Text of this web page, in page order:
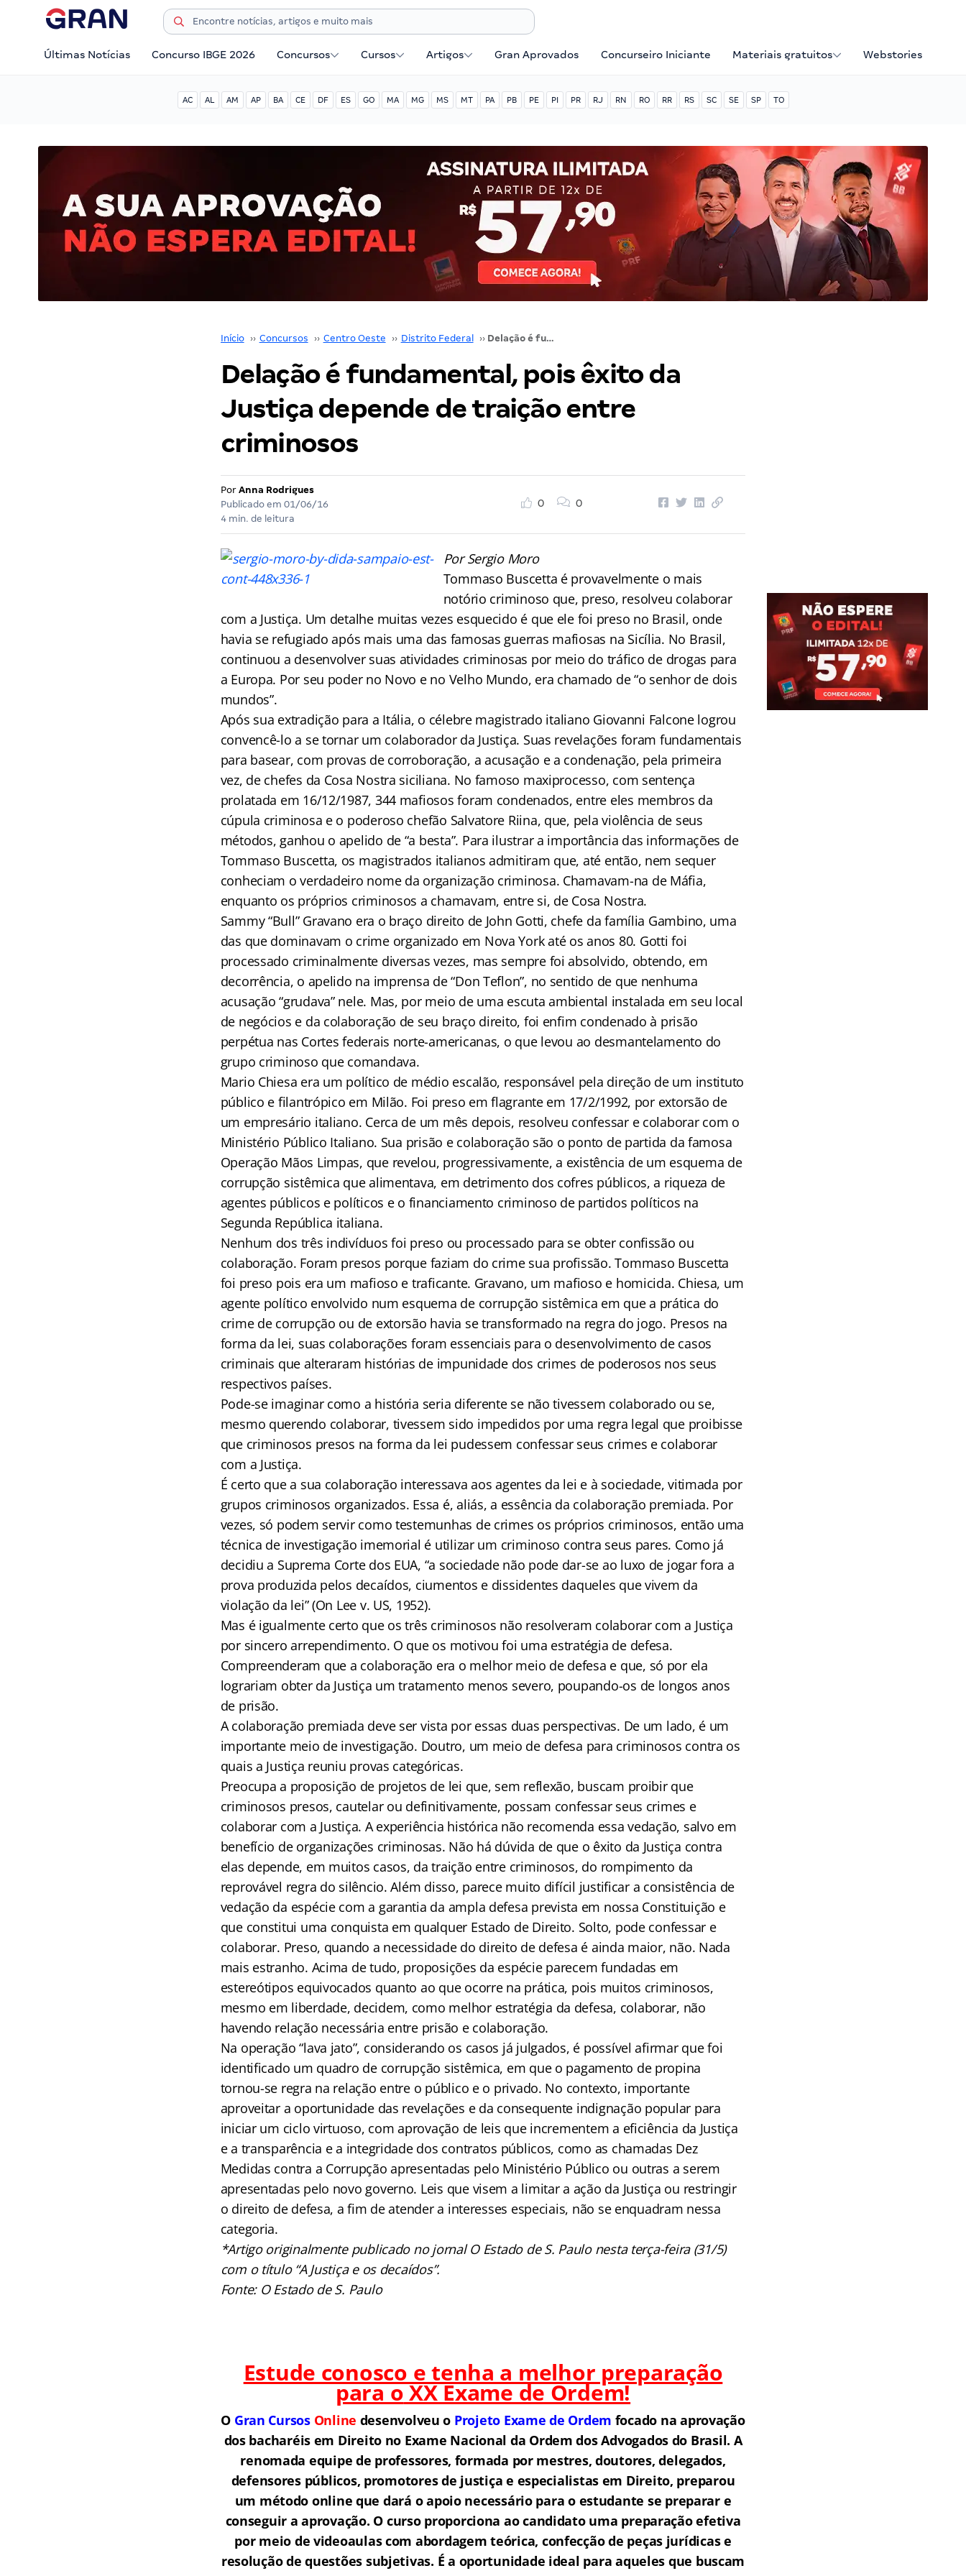
Últimas Notícias Concurso IBGE 2026 Concursos Cursos Artigos Gran Aprovados Concurseiro Iniciante Materiais gratuitos Webstories
AC AL AM AP BA CE DF ES GO MA MG MS MT PA PB PE PI PR RJ RN RO RR RS SC SE SP TO
Início ›› Concursos ›› Centro Oeste ›› Distrito Federal ›› Delação é fundamental, pois êxito da Justiça depende de traição entre criminosos
Delação é fundamental, pois êxito da
Justiça depende de traição entre
criminosos
Por Anna Rodrigues
Publicado em 01/06/16
4 min. de leitura
0 0
Por Sergio Moro
Tommaso Buscetta é provavelmente o mais
notório criminoso que, preso, resolveu colaborar
com a Justiça. Um detalhe muitas vezes esquecido é que ele foi preso no Brasil, onde
havia se refugiado após mais uma das famosas guerras mafiosas na Sicília. No Brasil,
continuou a desenvolver suas atividades criminosas por meio do tráfico de drogas para
a Europa. Por seu poder no Novo e no Velho Mundo, era chamado de “o senhor de dois
mundos”.
Após sua extradição para a Itália, o célebre magistrado italiano Giovanni Falcone logrou
convencê-lo a se tornar um colaborador da Justiça. Suas revelações foram fundamentais
para basear, com provas de corroboração, a acusação e a condenação, pela primeira
vez, de chefes da Cosa Nostra siciliana. No famoso maxiprocesso, com sentença
prolatada em 16/12/1987, 344 mafiosos foram condenados, entre eles membros da
cúpula criminosa e o poderoso chefão Salvatore Riina, que, pela violência de seus
métodos, ganhou o apelido de “a besta”. Para ilustrar a importância das informações de
Tommaso Buscetta, os magistrados italianos admitiram que, até então, nem sequer
conheciam o verdadeiro nome da organização criminosa. Chamavam-na de Máfia,
enquanto os próprios criminosos a chamavam, entre si, de Cosa Nostra.
Sammy “Bull” Gravano era o braço direito de John Gotti, chefe da família Gambino, uma
das que dominavam o crime organizado em Nova York até os anos 80. Gotti foi
processado criminalmente diversas vezes, mas sempre foi absolvido, obtendo, em
decorrência, o apelido na imprensa de “Don Teflon”, no sentido de que nenhuma
acusação “grudava” nele. Mas, por meio de uma escuta ambiental instalada em seu local
de negócios e da colaboração de seu braço direito, foi enfim condenado à prisão
perpétua nas Cortes federais norte-americanas, o que levou ao desmantelamento do
grupo criminoso que comandava.
Mario Chiesa era um político de médio escalão, responsável pela direção de um instituto
público e filantrópico em Milão. Foi preso em flagrante em 17/2/1992, por extorsão de
um empresário italiano. Cerca de um mês depois, resolveu confessar e colaborar com o
Ministério Público Italiano. Sua prisão e colaboração são o ponto de partida da famosa
Operação Mãos Limpas, que revelou, progressivamente, a existência de um esquema de
corrupção sistêmica que alimentava, em detrimento dos cofres públicos, a riqueza de
agentes públicos e políticos e o financiamento criminoso de partidos políticos na
Segunda República italiana.
Nenhum dos três indivíduos foi preso ou processado para se obter confissão ou
colaboração. Foram presos porque faziam do crime sua profissão. Tommaso Buscetta
foi preso pois era um mafioso e traficante. Gravano, um mafioso e homicida. Chiesa, um
agente político envolvido num esquema de corrupção sistêmica em que a prática do
crime de corrupção ou de extorsão havia se transformado na regra do jogo. Presos na
forma da lei, suas colaborações foram essenciais para o desenvolvimento de casos
criminais que alteraram histórias de impunidade dos crimes de poderosos nos seus
respectivos países.
Pode-se imaginar como a história seria diferente se não tivessem colaborado ou se,
mesmo querendo colaborar, tivessem sido impedidos por uma regra legal que proibisse
que criminosos presos na forma da lei pudessem confessar seus crimes e colaborar
com a Justiça.
É certo que a sua colaboração interessava aos agentes da lei e à sociedade, vitimada por
grupos criminosos organizados. Essa é, aliás, a essência da colaboração premiada. Por
vezes, só podem servir como testemunhas de crimes os próprios criminosos, então uma
técnica de investigação imemorial é utilizar um criminoso contra seus pares. Como já
decidiu a Suprema Corte dos EUA, “a sociedade não pode dar-se ao luxo de jogar fora a
prova produzida pelos decaídos, ciumentos e dissidentes daqueles que vivem da
violação da lei” (On Lee v. US, 1952).
Mas é igualmente certo que os três criminosos não resolveram colaborar com a Justiça
por sincero arrependimento. O que os motivou foi uma estratégia de defesa.
Compreenderam que a colaboração era o melhor meio de defesa e que, só por ela
lograriam obter da Justiça um tratamento menos severo, poupando-os de longos anos
de prisão.
A colaboração premiada deve ser vista por essas duas perspectivas. De um lado, é um
importante meio de investigação. Doutro, um meio de defesa para criminosos contra os
quais a Justiça reuniu provas categóricas.
Preocupa a proposição de projetos de lei que, sem reflexão, buscam proibir que
criminosos presos, cautelar ou definitivamente, possam confessar seus crimes e
colaborar com a Justiça. A experiência histórica não recomenda essa vedação, salvo em
benefício de organizações criminosas. Não há dúvida de que o êxito da Justiça contra
elas depende, em muitos casos, da traição entre criminosos, do rompimento da
reprovável regra do silêncio. Além disso, parece muito difícil justificar a consistência de
vedação da espécie com a garantia da ampla defesa prevista em nossa Constituição e
que constitui uma conquista em qualquer Estado de Direito. Solto, pode confessar e
colaborar. Preso, quando a necessidade do direito de defesa é ainda maior, não. Nada
mais estranho. Acima de tudo, proposições da espécie parecem fundadas em
estereótipos equivocados quanto ao que ocorre na prática, pois muitos criminosos,
mesmo em liberdade, decidem, como melhor estratégia da defesa, colaborar, não
havendo relação necessária entre prisão e colaboração.
Na operação “lava jato”, considerando os casos já julgados, é possível afirmar que foi
identificado um quadro de corrupção sistêmica, em que o pagamento de propina
tornou-se regra na relação entre o público e o privado. No contexto, importante
aproveitar a oportunidade das revelações e da consequente indignação popular para
iniciar um ciclo virtuoso, com aprovação de leis que incrementem a eficiência da Justiça
e a transparência e a integridade dos contratos públicos, como as chamadas Dez
Medidas contra a Corrupção apresentadas pelo Ministério Público ou outras a serem
apresentadas pelo novo governo. Leis que visem a limitar a ação da Justiça ou restringir
o direito de defesa, a fim de atender a interesses especiais, não se enquadram nessa
categoria.
*Artigo originalmente publicado no jornal O Estado de S. Paulo nesta terça-feira (31/5)
com o título “A Justiça e os decaídos”.
Fonte: O Estado de S. Paulo
Estude conosco e tenha a melhor preparação
para oXX Exame de Ordem!
O Gran Cursos Online desenvolveu o Projeto Exame de Ordem focado na aprovação
dos bacharéis em Direito no Exame Nacional da Ordem dos Advogados do Brasil. A
renomada equipe de professores, formada por mestres, doutores, delegados,
defensores públicos, promotores de justiça e especialistas em Direito, preparou
um método online que dará o apoio necessário para o estudante se preparar e
conseguir a aprovação. O curso proporciona ao candidato uma preparação efetiva
por meio de videoaulas com abordagem teórica, confecção de peças jurídicas e
resolução de questões subjetivas. É a oportunidade ideal para aqueles que buscam